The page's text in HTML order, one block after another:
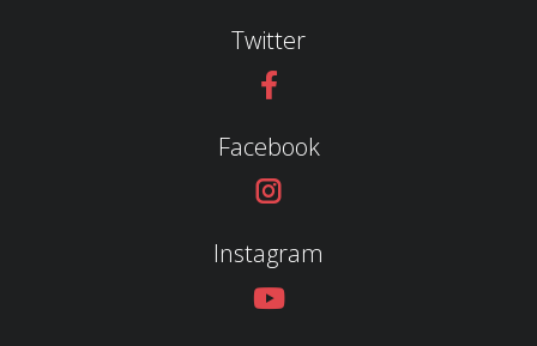
Twitter
Facebook
Instagram